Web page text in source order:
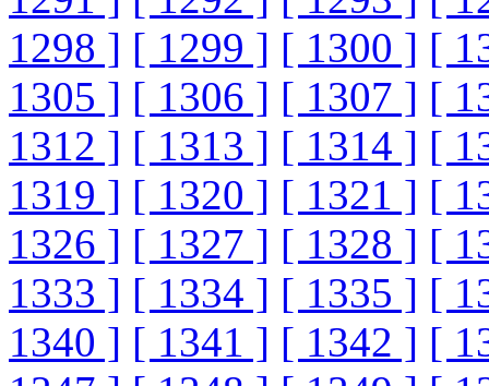
1298 ] [ 1299 ] [ 1300 ] [
1305 ] [ 1306 ] [ 1307 ] [
1312 ] [ 1313 ] [ 1314 ] [
1319 ] [ 1320 ] [ 1321 ] [
1326 ] [ 1327 ] [ 1328 ] [
1333 ] [ 1334 ] [ 1335 ] [
1340 ] [ 1341 ] [ 1342 ] [